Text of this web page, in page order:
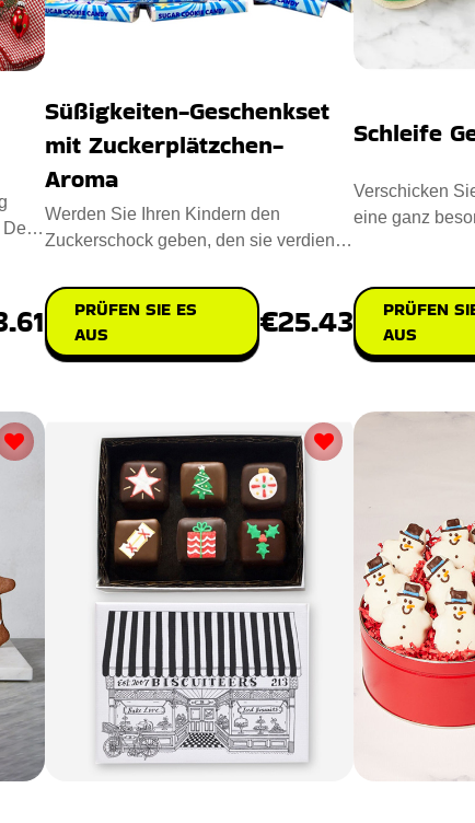
Süßigkeiten-Geschenkset
mit Zuckerplätzchen-
Aroma
Werden Sie Ihren Kindern den
Zuckerschock geben, den sie verdient
PRÜFEN SIE ES
AUS
€25.43
Schleife
Verschicken
eine ganz
PRÜFEN
AUS